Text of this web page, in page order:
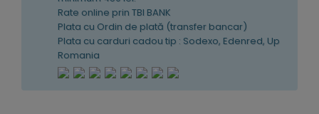
Rate online prin TBI BANK
Plata cu Ordin de plată (transfer bancar)
Plata cu carduri cadou tip : Sodexo, Edenred, Up
Romania